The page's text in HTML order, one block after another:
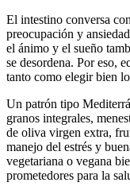
El intestino conversa
preocupación y
el ánimo y el sueño
se desordena. Por eso,
tanto como elegir bien
Un patrón tipo
granos integrales,
de oliva virgen extra,
manejo del estrés y
vegetariana o vegana
prometedores para la